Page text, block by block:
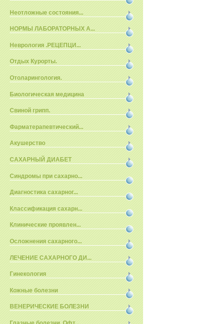
Неотложные состояния...
НОРМЫ ЛАБОРАТОРНЫХ А...
Неврология .РЕЦЕПЦИ...
Отдых Курорты.
Отоларингология.
Биологическая медицина
Свиной грипп.
Фарматерапевтический...
Акушерство
САХАРНЫЙ ДИАБЕТ
Синдромы при сахарно...
Диагностика сахарног...
Классификация сахарн...
Клинические проявлен...
Осложнения сахарного...
ЛЕЧЕНИЕ САХАРНОГО ДИ...
Гинекология
Кожные болезни
ВЕНЕРИЧЕСКИЕ БОЛЕЗНИ